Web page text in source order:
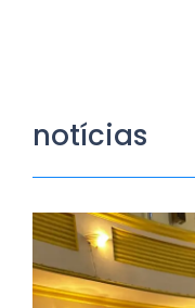
notícias